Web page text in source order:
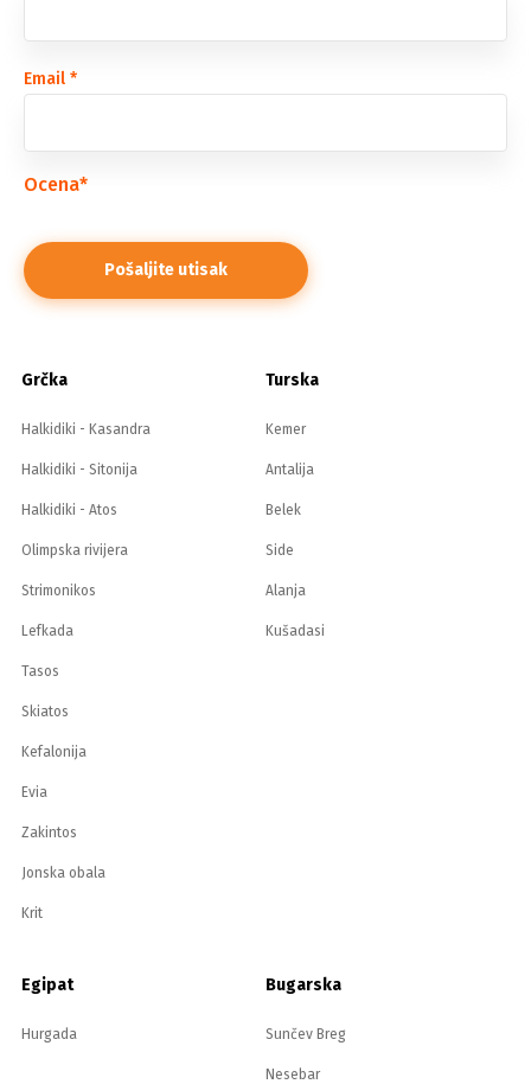
Email *
Ocena*
Grčka
Halkidiki - Kasandra
Halkidiki - Sitonija
Halkidiki - Atos
Olimpska rivijera
Strimonikos
Lefkada
Tasos
Skiatos
Kefalonija
Evia
Zakintos
Jonska obala
Krit
Turska
Kemer
Antalija
Belek
Side
Alanja
Kušadasi
Egipat
Hurgada
Bugarska
Sunčev Breg
Nesebar